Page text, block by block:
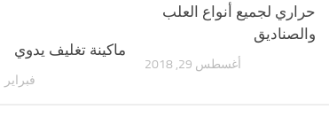
ماكينة تغليف يدوي
فبراير 11, 2019
حراري لجميع أنواع العلب
والصناديق
أغسطس 29, 2018